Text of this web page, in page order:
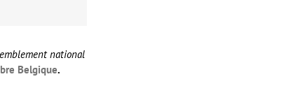
national
Belgique.